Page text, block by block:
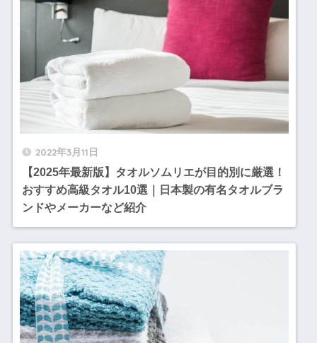
2022年3月11日
【2025年最新版】タオルソムリエが目的別に厳選！
おすすめ高級タオル10選｜日本製の有名タオルブラ
ンドやメーカーなど紹介